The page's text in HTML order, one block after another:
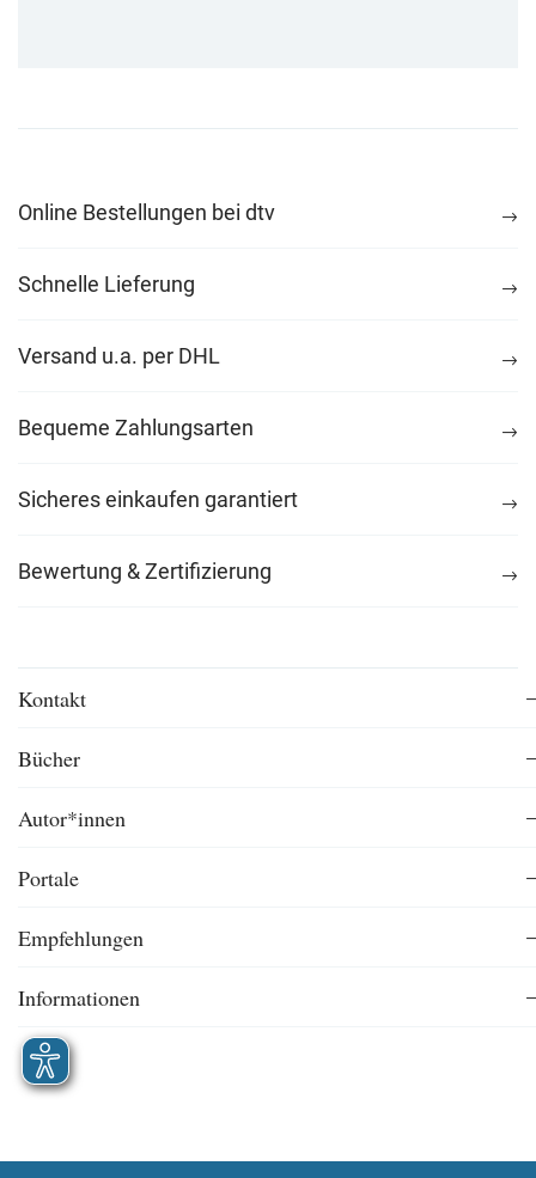
Online Bestellungen bei dtv
Schnelle Lieferung
Versand u.a. per DHL
Bequeme Zahlungsarten
Sicheres einkaufen garantiert
Bewertung & Zertifizierung
Kontakt
Bücher
Autor*innen
Portale
Empfehlungen
Informationen